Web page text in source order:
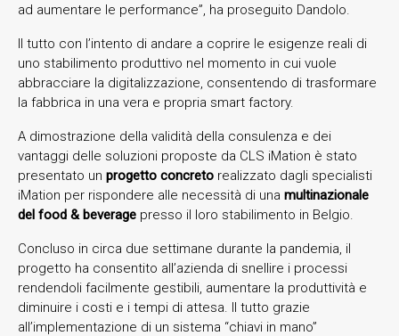
ad aumentare le performance”, ha proseguito Dandolo.
Il tutto con l’intento di andare a coprire le esigenze reali di
uno stabilimento produttivo nel momento in cui vuole
abbracciare la digitalizzazione, consentendo di trasformare
la fabbrica in una vera e propria smart factory.
A dimostrazione della validità della consulenza e dei
vantaggi delle soluzioni proposte da CLS iMation è stato
presentato un progetto concreto realizzato dagli specialisti
iMation per rispondere alle necessità di una multinazionale
del food & beverage presso il loro stabilimento in Belgio.
Concluso in circa due settimane durante la pandemia, il
progetto ha consentito all’azienda di snellire i processi
rendendoli facilmente gestibili, aumentare la produttività e
diminuire i costi e i tempi di attesa. Il tutto grazie
all’implementazione di un sistema “chiavi in mano”